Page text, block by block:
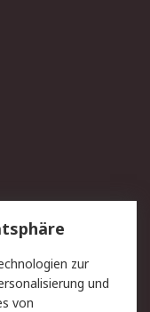
zur
und
von